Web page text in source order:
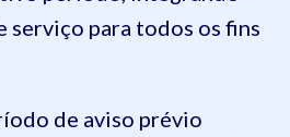
serviço para todos os fins
de aviso prévio